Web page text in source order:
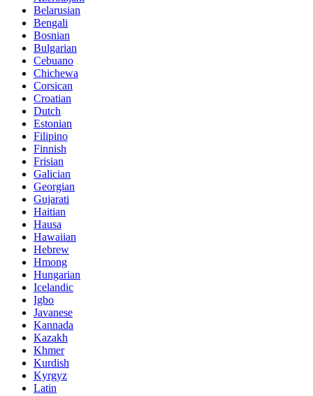
Belarusian
Bengali
Bosnian
Bulgarian
Cebuano
Chichewa
Corsican
Croatian
Dutch
Estonian
Filipino
Finnish
Frisian
Galician
Georgian
Gujarati
Haitian
Hausa
Hawaiian
Hebrew
Hmong
Hungarian
Icelandic
Igbo
Javanese
Kannada
Kazakh
Khmer
Kurdish
Kyrgyz
Latin